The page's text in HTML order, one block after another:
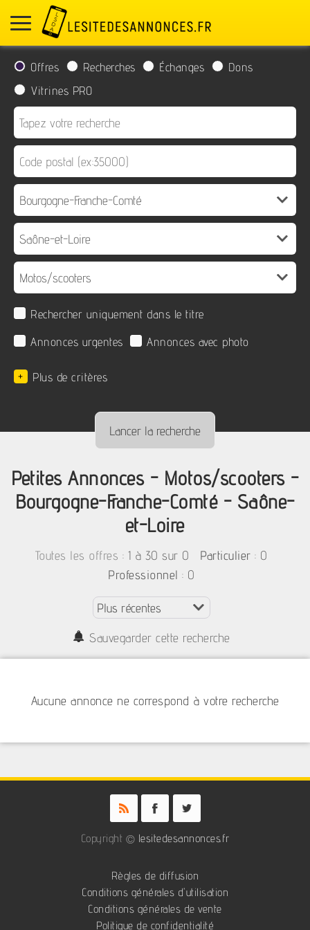
Offres Recherches Échanges
Dons
Vitrines PRO
Rechercher uniquement dans le titre
Annonces urgentes
Annonces avec photo
+ Plus de critères
Petites Annonces - Motos/scooters -
Bourgogne-Franche-Comté - Saône-
et-Loire
Toutes les offres : 1 à 30 sur 0 Particulier : 0
Professionnel : 0
Sauvegarder cette recherche
Aucune annonce ne correspond à votre recherche
Copyright © lesitedesannonces.fr
Règles de diffusion
Conditions générales d'utilisation
Conditions générales de vente
Politique de confidentialité